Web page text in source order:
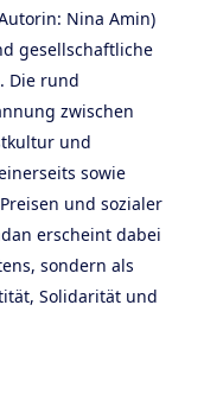
Nina Amin)
gesellschaftliche
Die rund
zwischen
und
sowie
und sozialer
erscheint dabei
sondern als
Solidarität und